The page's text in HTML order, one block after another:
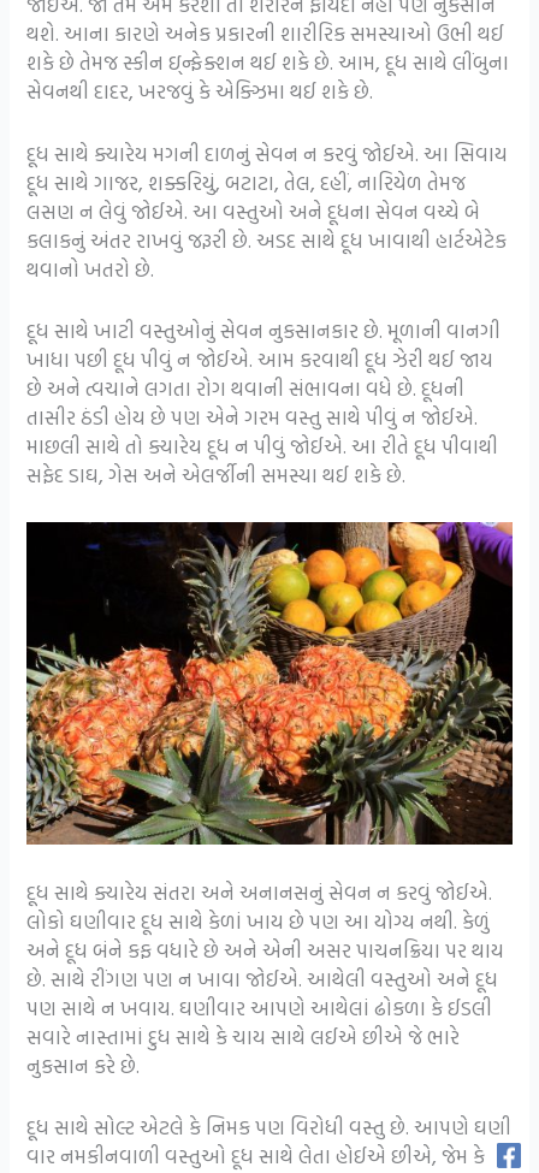
થશે. આના કારણે અનેક પ્રકારની શારીરિક સમસ્યાઓ ઉભી થઈ
શકે છે તેમજ સ્કીન ઇ્ન્ફેક્શન થઈ શકે છે. આમ, દૂધ સાથે લીંબુના
સેવનથી દાદર, ખરજવું કે એક્ઝિમા થઈ શકે છે.
દૂધ સાથે ક્યારેય મગની દાળનું સેવન ન કરવું જોઈએ. આ સિવાય
દૂધ સાથે ગાજર, શક્કરિયું, બટાટા, તેલ, દહીં, નારિયેળ તેમજ
લસણ ન લેવું જોઈએ. આ વસ્તુઓ અને દૂધના સેવન વચ્ચે બે
કલાકનું અંતર રાખવું જરૂરી છે. અડદ સાથે દૂધ ખાવાથી હાર્ટએટેક
થવાનો ખતરો છે.
દૂધ સાથે ખાટી વસ્તુઓનું સેવન નુકસાનકાર છે. મૂળાની વાનગી
ખાધા પછી દૂધ પીવું ન જોઈએ. આમ કરવાથી દૂધ ઝેરી થઈ જાય
છે અને ત્વચાને લગતા રોગ થવાની સંભાવના વધે છે. દૂધની
તાસીર ઠંડી હોય છે પણ એને ગરમ વસ્તુ સાથે પીવું ન જોઈએ.
માછલી સાથે તો ક્યારેય દૂધ ન પીવું જોઈએ. આ રીતે દૂધ પીવાથી
સફેદ ડાઘ, ગેસ અને એલર્જીની સમસ્યા થઈ શકે છે.
દૂધ સાથે ક્યારેય સંતરા અને અનાનસનું સેવન ન કરવું જોઈએ.
લોકો ઘણીવાર દૂધ સાથે કેળાં ખાય છે પણ આ યોગ્ય નથી. કેળું
અને દૂધ બંને કફ વધારે છે અને એની અસર પાચનક્રિયા પર થાય
છે. સાથે રીંગણ પણ ન ખાવા જોઈએ. આથેલી વસ્તુઓ અને દૂધ
પણ સાથે ન ખવાય. ઘણીવાર આપણે આથેલાં ઢોકળા કે ઈડલી
સવારે નાસ્તામાં દુધ સાથે કે ચાય સાથે લઈએ છીએ જે ભારે
નુકસાન કરે છે.
દૂધ સાથે સોલ્ટ એટલે કે નિમક પણ વિરોધી વસ્તુ છે. આપણે ઘણી
વાર નમકીનવાળી વસ્તુઓ દૂધ સાથે લેતા હોઈએ છીએ, જેમ કે